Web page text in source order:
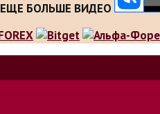
ЕЩЕ БОЛЬШЕ ВИДЕО